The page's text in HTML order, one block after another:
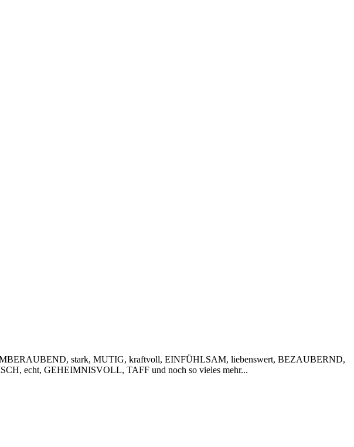
stark, MUTIG, kraftvoll, EINFÜHLSAM, liebenswert, BEZAUBERND,
echt, GEHEIMNISVOLL, TAFF und noch so vieles mehr...